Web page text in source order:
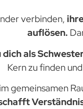
verbinden,
auflösen.
als
Kern zu finden
gemeinsamen